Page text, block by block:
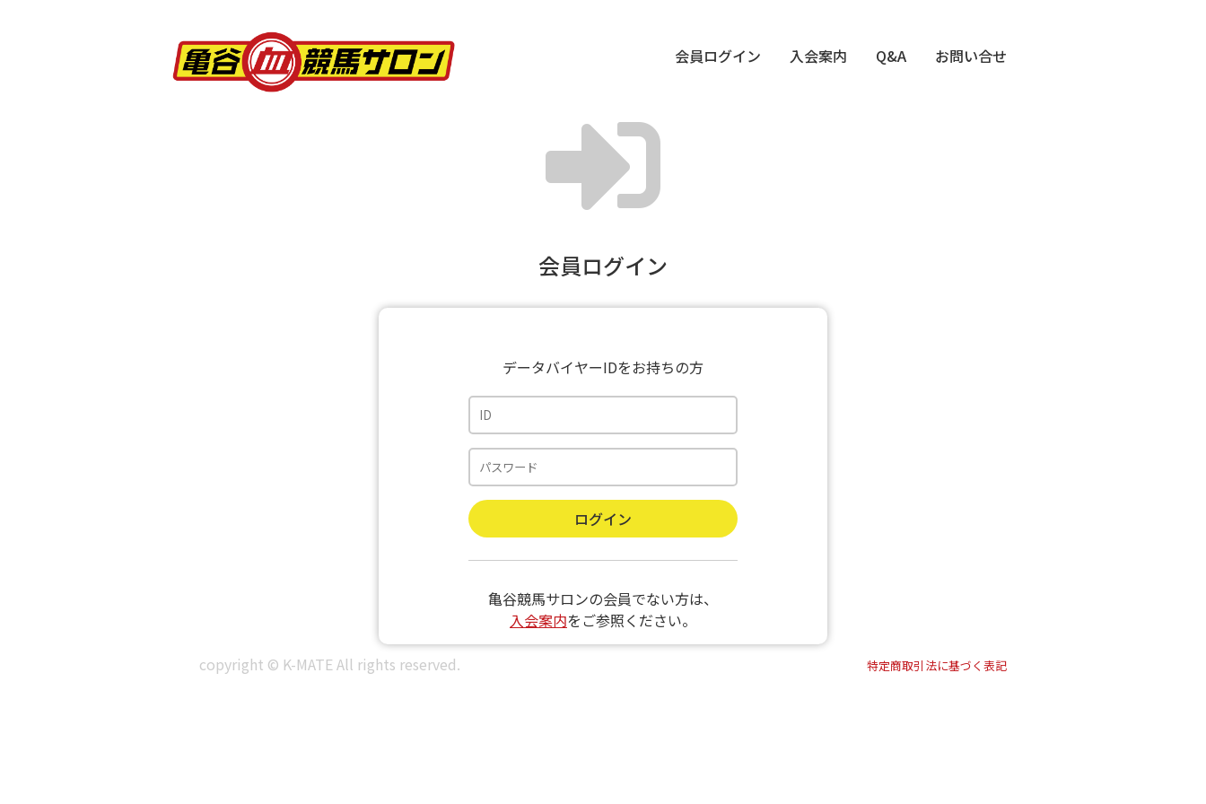
会員ログイン 入会案内 Q&A お問い合せ
会員ログイン
データバイヤーIDをお持ちの方
亀谷競馬サロンの会員でない方は、
入会案内をご参照ください。
copyright © K-MATE All rights reserved. 特定商取引法に基づく表記